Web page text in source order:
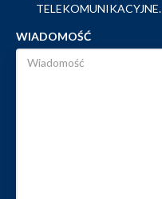
TELEKOMUNIKACYJNE.
WIADOMOŚĆ